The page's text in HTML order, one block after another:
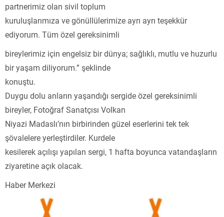
partnerimiz olan sivil toplum
kuruluşlarımıza ve gönüllülerimize ayrı ayrı teşekkür
ediyorum. Tüm özel gereksinimli
bireylerimiz için engelsiz bir dünya; sağlıklı, mutlu ve huzurlu
bir yaşam diliyorum.” şeklinde
konuştu.
Duygu dolu anların yaşandığı sergide özel gereksinimli
bireyler, Fotoğraf Sanatçısı Volkan
Niyazi Madaslı’nın birbirinden güzel eserlerini tek tek
şövalelere yerleştirdiler. Kurdele
kesilerek açılışı yapılan sergi, 1 hafta boyunca vatandaşların
ziyaretine açık olacak.
Haber Merkezi